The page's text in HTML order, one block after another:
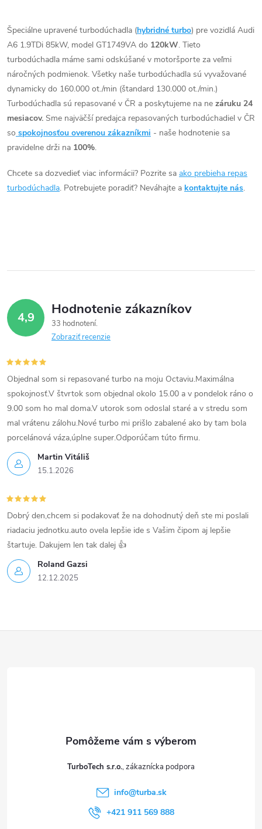
t
o
v
o
v
Pre vozidlá Audi A6 1.9TDi
85kW AJM.
v
l
á
d
a
c
i
e
v
y
v
ý
p
i
s
u
Špeciálne upravené turbodúchadla (hybridné turbo) pre vozidlá Audi
A6 1.9TDi 85kW, model GT1749VA do 120kW. Tieto
turbodúchadla máme sami odskúšané v motoršporte za veľmi
náročných podmienok. Všetky naše turbodúchadla sú vyvažované
dynamicky do 160.000 ot./min (štandard 130.000 ot./min.)
Turbodúchadla sú repasované v ČR a poskytujeme na ne záruku 24
mesiacov. Sme najväčší predajca repasovaných turbodúchadiel v ČR
so spokojnosťou overenou zákazníkmi - naše hodnotenie sa
pravidelne drži na 100%.
Chcete sa dozvedieť viac informácii? Pozrite sa ako prebieha repas
turbodúchadla. Potrebujete poradiť? Neváhajte a kontaktujte nás.
4,9 Hodnotenie zákazníkov
33 hodnotení
Zobraziť recenzie
Martin Vitáliš
15.1.2026
Objednal som si repasované turbo na moju Octaviu.Maximálna
spokojnosť.V štvrtok som objednal okolo 15.00 a v pondelok ráno o
9.00 som ho mal doma.V utorok som odoslal staré a v stredu som
mal vrátenu zálohu.Nové turbo mi prišlo zabalené ako by tam bola
porcelánová váza,úplne super.Odporúčam túto firmu.
Roland Gazsi
12.12.2025
Dobrý den,chcem si podakovať že na dohodnutý deň ste mi poslali
riadaciu jednotku.auto ovela lepšie ide s Vašim čipom aj lepšie
štartuje. Dakujem len tak dalej 👍
TurboTech s.r.o.
info@turba.sk
+421 911 569 888